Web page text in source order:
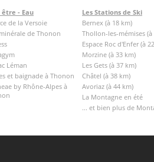
être - Eau
de la Versoie
de Thonon
Léman
et baignade à Thonon
by Rhône-Alpes à
Les Stations de Ski
Bernex (à 18 km)
Thollon-les-mémises (à
Espace Roc d'Enfer (à
Morzine (à 33 km)
Les Gets (à 37 km)
Châtel (à 38 km)
Avoriaz (à 44 km)
La Montagne en été
... et bien plus de